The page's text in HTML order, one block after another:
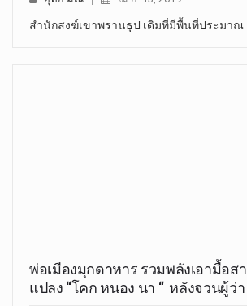
สำนักสงฆ์เขาพรานธูป เดิมที่มีพื้นที่ประมาณ
พ่อเมืองมุกดาหาร รวมพลังเอามื้อ
แปลง “โคก หนอง นา “ หลังจวนผู้ว่า